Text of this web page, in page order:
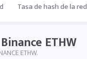
Tasa de hash de la red
ETHW
ETHW.